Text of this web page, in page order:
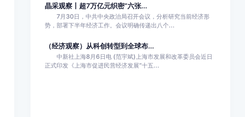
晶采观察丨超7万亿元织密“六张...
7月30日，中共中央政治局召开会议，分析研究当前经济形
势，部署下半年经济工作。会议明确传递出八个...
（经济观察）从科创转型到全球布...
中新社上海8月6日电 (范宇斌)上海市发展和改革委员会近日
正式印发《上海市促进民营经济发展“十五...